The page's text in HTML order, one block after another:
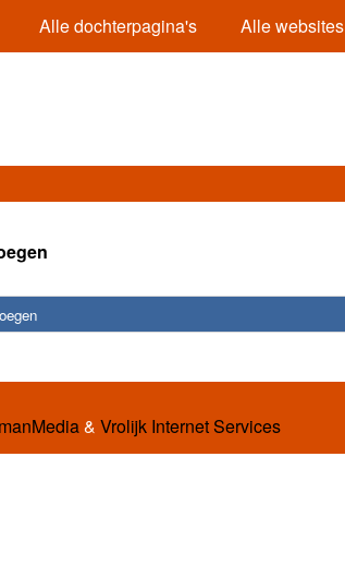
Alle dochterpagina's Alle websites
& Vrolijk Internet Services